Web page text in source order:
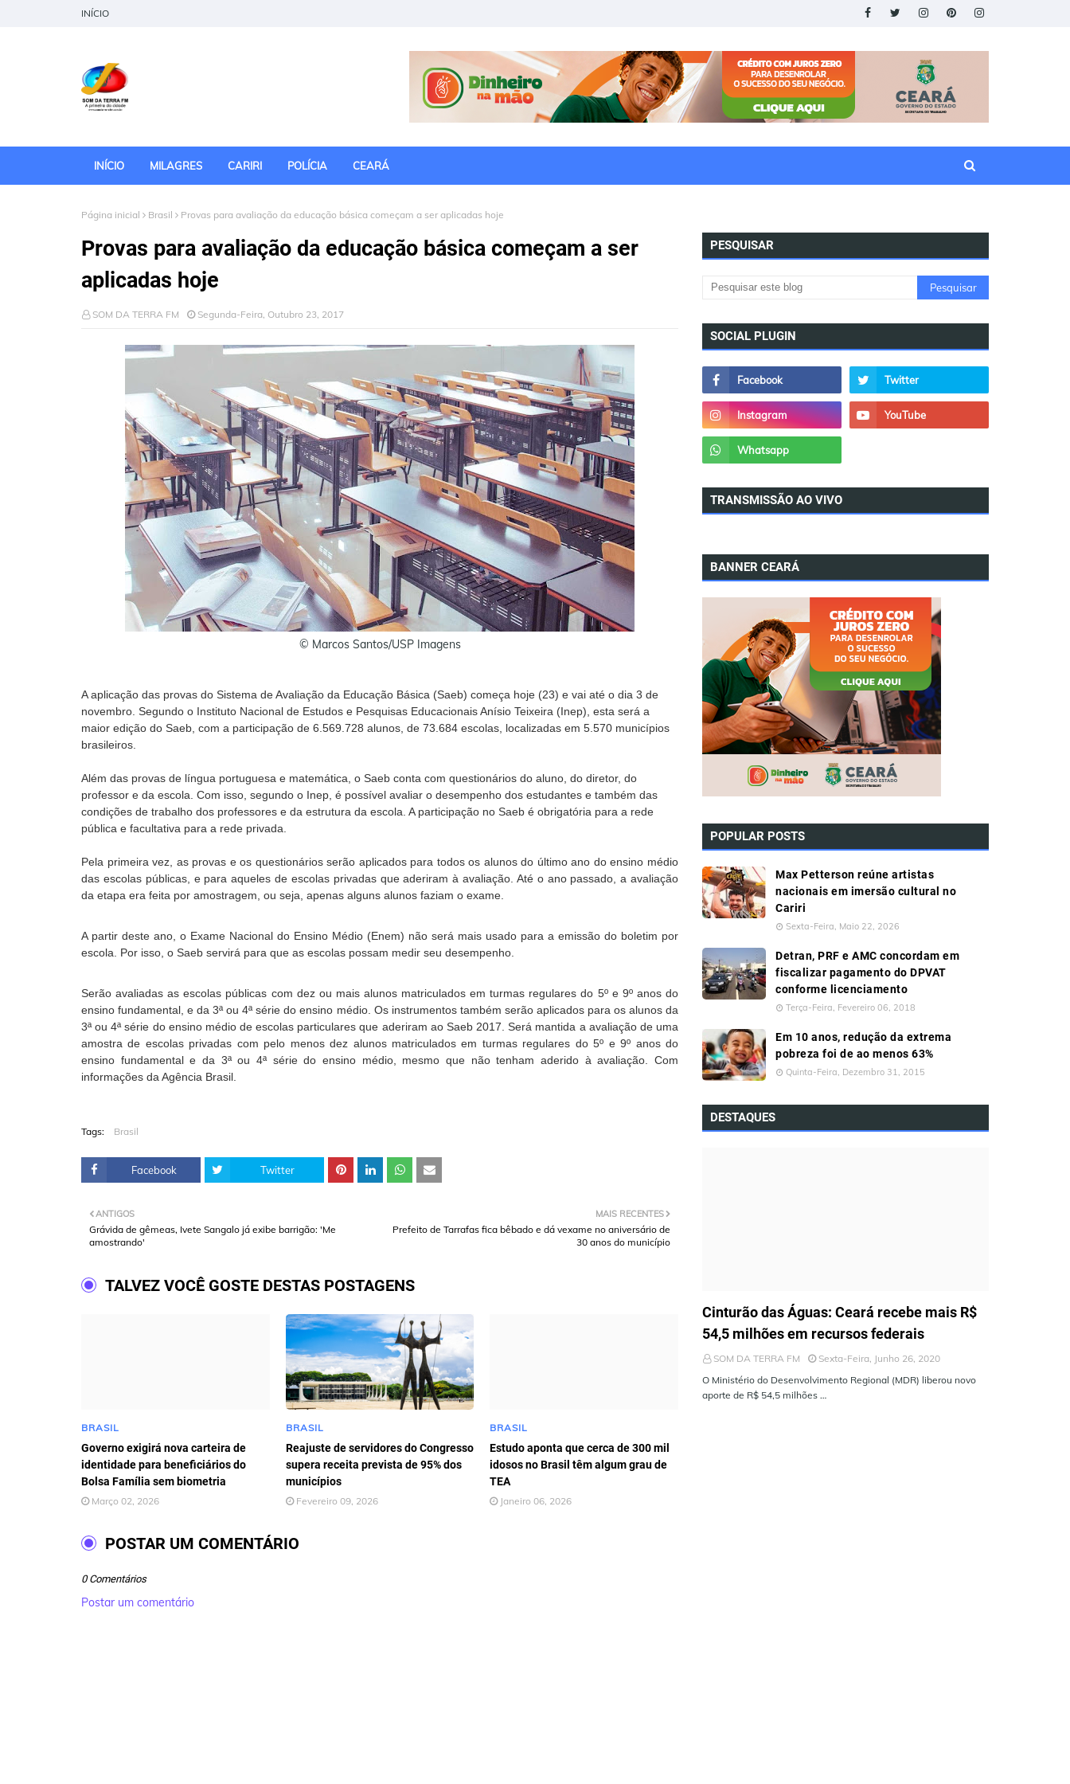
INÍCIO
INÍCIO MILAGRES CARIRI POLÍCIA CEARÁ
Página inicial Brasil Provas para avaliação da educação básica começam a ser aplicadas hoje
Provas para avaliação da educação básica começam a ser
aplicadas hoje
SOM DA TERRA FM Segunda-Feira, Outubro 23, 2017
© Marcos Santos/USP Imagens
A aplicação das provas do Sistema de Avaliação da Educação Básica (Saeb) começa hoje (23) e vai até o dia 3 de
novembro. Segundo o Instituto Nacional de Estudos e Pesquisas Educacionais Anísio Teixeira (Inep), esta será a
maior edição do Saeb, com a participação de 6.569.728 alunos, de 73.684 escolas, localizadas em 5.570 municípios
brasileiros.
Além das provas de língua portuguesa e matemática, o Saeb conta com questionários do aluno, do diretor, do
professor e da escola. Com isso, segundo o Inep, é possível avaliar o desempenho dos estudantes e também das
condições de trabalho dos professores e da estrutura da escola. A participação no Saeb é obrigatória para a rede
pública e facultativa para a rede privada.
Pela primeira vez, as provas e os questionários serão aplicados para todos os alunos do último ano do ensino médio
das escolas públicas, e para aqueles de escolas privadas que aderiram à avaliação. Até o ano passado, a avaliação
da etapa era feita por amostragem, ou seja, apenas alguns alunos faziam o exame.
A partir deste ano, o Exame Nacional do Ensino Médio (Enem) não será mais usado para a emissão do boletim por
escola. Por isso, o Saeb servirá para que as escolas possam medir seu desempenho.
Serão avaliadas as escolas públicas com dez ou mais alunos matriculados em turmas regulares do 5º e 9º anos do
ensino fundamental, e da 3ª ou 4ª série do ensino médio. Os instrumentos também serão aplicados para os alunos da
3ª ou 4ª série do ensino médio de escolas particulares que aderiram ao Saeb 2017. Será mantida a avaliação de uma
amostra de escolas privadas com pelo menos dez alunos matriculados em turmas regulares do 5º e 9º anos do
ensino fundamental e da 3ª ou 4ª série do ensino médio, mesmo que não tenham aderido à avaliação. Com
informações da Agência Brasil.
Tags: Brasil
Facebook Twitter
MAIS RECENTES
Prefeito de Tarrafas fica bêbado e dá vexame no aniversário de
30 anos do município
ANTIGOS
Grávida de gêmeas, Ivete Sangalo já exibe barrigão: 'Me
amostrando'
TALVEZ VOCÊ GOSTE DESTAS POSTAGENS
BRASIL
Governo exigirá nova carteira de
identidade para beneficiários do
Bolsa Família sem biometria
Março 02, 2026
BRASIL
Reajuste de servidores do Congresso
supera receita prevista de 95% dos
municípios
Fevereiro 09, 2026
BRASIL
Estudo aponta que cerca de 300 mil
idosos no Brasil têm algum grau de
TEA
Janeiro 06, 2026
POSTAR UM COMENTÁRIO
0 Comentários
Postar um comentário
PESQUISAR
SOCIAL PLUGIN
TRANSMISSÃO AO VIVO
BANNER CEARÁ
POPULAR POSTS
Max Petterson reúne artistas
nacionais em imersão cultural no
Cariri
Sexta-Feira, Maio 22, 2026
Detran, PRF e AMC concordam em
fiscalizar pagamento do DPVAT
conforme licenciamento
Terça-Feira, Fevereiro 06, 2018
Em 10 anos, redução da extrema
pobreza foi de ao menos 63%
Quinta-Feira, Dezembro 31, 2015
DESTAQUES
Cinturão das Águas: Ceará recebe mais R$
54,5 milhões em recursos federais
SOM DA TERRA FM
Sexta-Feira, Junho 26, 2020
O Ministério do Desenvolvimento Regional (MDR) liberou novo
aporte de R$ 54,5 milhões …